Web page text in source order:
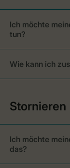
Ich möchte
tun?
Wie kann ich
Ich möchte
das?